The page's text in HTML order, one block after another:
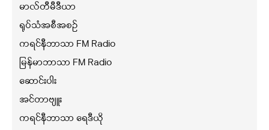
မာလ်တီမီဒီယာ
ရုပ်သံအစီအစဉ်
ကရင်နီဘာသာ FM Radio
မြန်မာဘာသာ FM Radio
ဆောင်းပါး
အင်တာဗျူး
ကရင်နီဘာသာ ရေဒီယို